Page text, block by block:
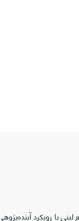
لبنی با رویکرد